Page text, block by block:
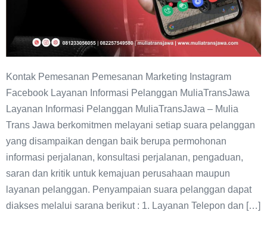
Kontak Pemesanan Pemesanan Marketing Instagram
Facebook Layanan Informasi Pelanggan MuliaTransJawa
Layanan Informasi Pelanggan MuliaTransJawa – Mulia
Trans Jawa berkomitmen melayani setiap suara pelanggan
yang disampaikan dengan baik berupa permohonan
informasi perjalanan, konsultasi perjalanan, pengaduan,
saran dan kritik untuk kemajuan perusahaan maupun
layanan pelanggan. Penyampaian suara pelanggan dapat
diakses melalui sarana berikut : 1. Layanan Telepon dan […]